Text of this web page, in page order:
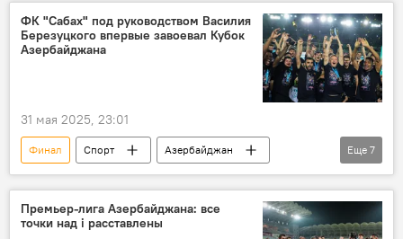
ФК "Сабах" под руководством Василия
Березуцкого впервые завоевал Кубок
Азербайджана
31 мая 2025, 23:01
Финал Спорт
Азербайджан
Футбол
ФК "Сабах"
ФК "Карабах"
Кубок Азербайджана по футболу
Квалификация
Лига конференций УЕФА
Еще 7
Премьер-лига Азербайджана: все
точки над i расставлены